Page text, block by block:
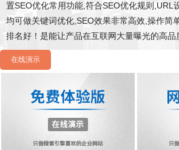
置SEO优化常用功能,符合SEO优化规则,URL
均可做关键词优化,SEO效果非常高效,操作简
排名好！是能让产品在互联网大量曝光的高品
在线演示